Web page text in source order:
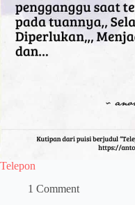
Telepon
1 Comment